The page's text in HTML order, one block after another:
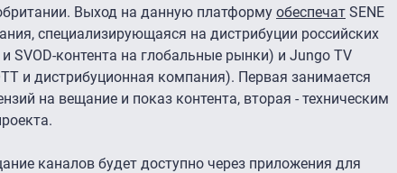
Выход на данную платформу обеспечат SENE
специализирующаяся на дистрибуции российских
SVOD-контента на глобальные рынки) и Jungo TV
и дистрибуционная компания). Первая занимается
на вещание и показ контента, вторая - техническим
каналов будет доступно через приложения для